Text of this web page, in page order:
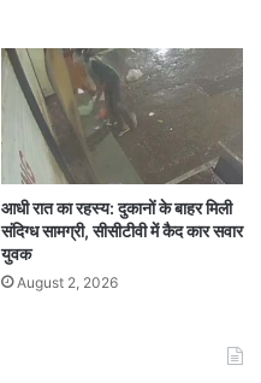
आधी रात का रहस्य: दुकानों के बाहर मिली
संदिग्ध सामग्री, सीसीटीवी में कैद कार सवार
युवक
August 2, 2026